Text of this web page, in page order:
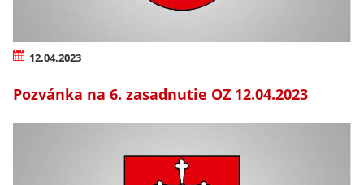
12.04.2023
Pozvánka na 6. zasadnutie OZ 12.04.2023